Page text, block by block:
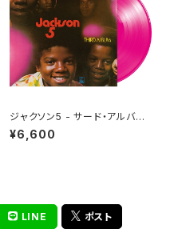
ジャクソン5 - サード・アルバム
[アイル・ビー・ゼア][クリア・ピン
ク](LP重量盤)
¥6,600
LINE ポスト